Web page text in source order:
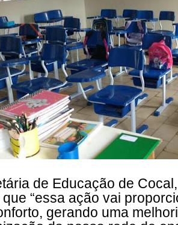
de Educação de
“essa ação vai
gerando uma